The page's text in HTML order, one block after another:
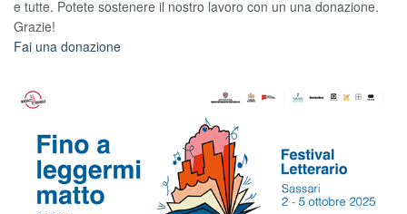
e tutte. Potete sostenere il nostro lavoro con un una donazione.
Grazie!
Fai una donazione